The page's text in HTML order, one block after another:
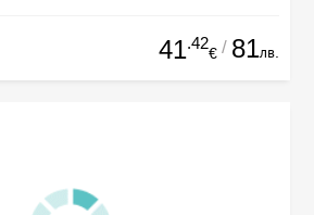
41.42
€ / 81лв.